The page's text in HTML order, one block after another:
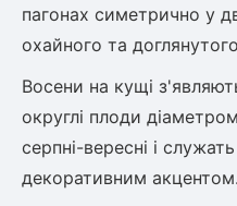
Диплоидная слива
Азіатська груша
Лаванда
Бамбук
Пряні трави
Очиток (седум)
пагонах симетрично у
охайного та
Восени на кущі
округлі плоди
серпні-вересні і
декоративним акцентом.